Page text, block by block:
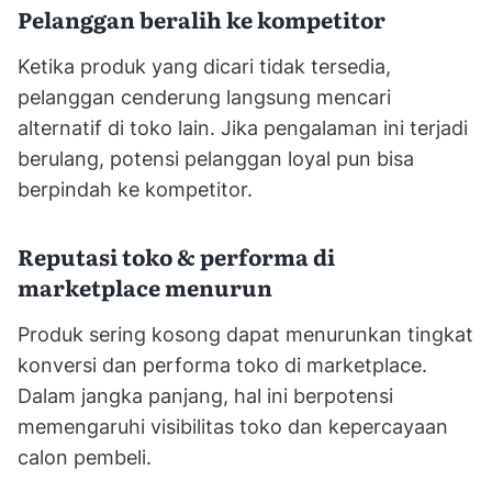
Pelanggan beralih ke kompetitor
Ketika produk yang dicari tidak tersedia,
pelanggan cenderung langsung mencari
alternatif di toko lain. Jika pengalaman ini terjadi
berulang, potensi pelanggan loyal pun bisa
berpindah ke kompetitor.
Reputasi toko & performa di
marketplace menurun
Produk sering kosong dapat menurunkan tingkat
konversi dan performa toko di marketplace.
Dalam jangka panjang, hal ini berpotensi
memengaruhi visibilitas toko dan kepercayaan
calon pembeli.